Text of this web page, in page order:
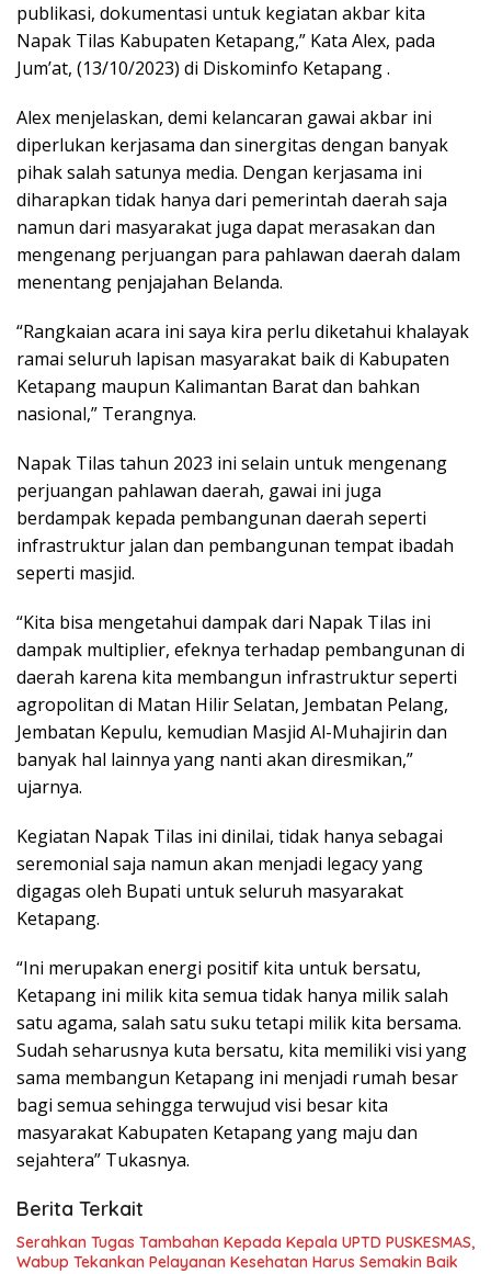
publikasi, dokumentasi untuk kegiatan akbar kita
Napak Tilas Kabupaten Ketapang,” Kata Alex, pada
Jum’at, (13/10/2023) di Diskominfo Ketapang .
Alex menjelaskan, demi kelancaran gawai akbar ini
diperlukan kerjasama dan sinergitas dengan banyak
pihak salah satunya media. Dengan kerjasama ini
diharapkan tidak hanya dari pemerintah daerah saja
namun dari masyarakat juga dapat merasakan dan
mengenang perjuangan para pahlawan daerah dalam
menentang penjajahan Belanda.
“Rangkaian acara ini saya kira perlu diketahui khalayak
ramai seluruh lapisan masyarakat baik di Kabupaten
Ketapang maupun Kalimantan Barat dan bahkan
nasional,” Terangnya.
Napak Tilas tahun 2023 ini selain untuk mengenang
perjuangan pahlawan daerah, gawai ini juga
berdampak kepada pembangunan daerah seperti
infrastruktur jalan dan pembangunan tempat ibadah
seperti masjid.
“Kita bisa mengetahui dampak dari Napak Tilas ini
dampak multiplier, efeknya terhadap pembangunan di
daerah karena kita membangun infrastruktur seperti
agropolitan di Matan Hilir Selatan, Jembatan Pelang,
Jembatan Kepulu, kemudian Masjid Al-Muhajirin dan
banyak hal lainnya yang nanti akan diresmikan,”
ujarnya.
Kegiatan Napak Tilas ini dinilai, tidak hanya sebagai
seremonial saja namun akan menjadi legacy yang
digagas oleh Bupati untuk seluruh masyarakat
Ketapang.
“Ini merupakan energi positif kita untuk bersatu,
Ketapang ini milik kita semua tidak hanya milik salah
satu agama, salah satu suku tetapi milik kita bersama.
Sudah seharusnya kuta bersatu, kita memiliki visi yang
sama membangun Ketapang ini menjadi rumah besar
bagi semua sehingga terwujud visi besar kita
masyarakat Kabupaten Ketapang yang maju dan
sejahtera” Tukasnya.
Berita Terkait
Serahkan Tugas Tambahan Kepada Kepala UPTD PUSKESMAS,
Wabup Tekankan Pelayanan Kesehatan Harus Semakin Baik